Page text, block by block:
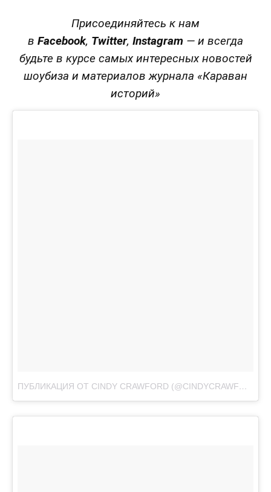
Присоединяйтесь к нам
в Facebook, Twitter, Instagram — и всегда
будьте в курсе самых интересных новостей
шоубиза и материалов журнала «Караван
историй»
ПУБЛИКАЦИЯ ОТ CINDY CRAWFORD (@CINDYCRAWFORD)